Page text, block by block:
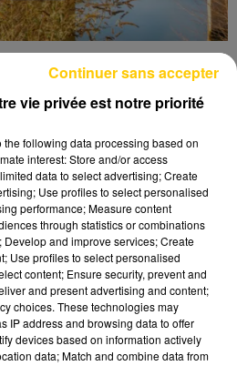
40 sec)
sec
DU 13/05/26
vie privée est notre priorité
the following data processing based on
interest: Store and/or access
data to select advertising; Create
Use profiles to select personalised
performance; Measure content
through statistics or combinations
Develop and improve services; Create
Use profiles to select personalised
content; Ensure security, prevent and
and present advertising and content;
choices. These technologies may
IP address and browsing data to offer
devices based on information actively
data; Match and combine data from
Continuer sans accepter